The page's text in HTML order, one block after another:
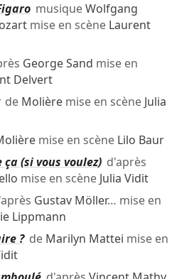
musiqueWolfgang
mise en scène Laurent
George Sand mise en
Delvert
de Molièremise en scène Julia
mise en scène Lilo Baur
ça (si vous voulez)d'après
mise en scène Julia Vidit
Gustav Möller… mise en
Lippmann
?de Marilyn Mattei mise en